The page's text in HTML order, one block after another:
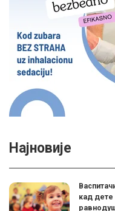
Најновије
кад дете